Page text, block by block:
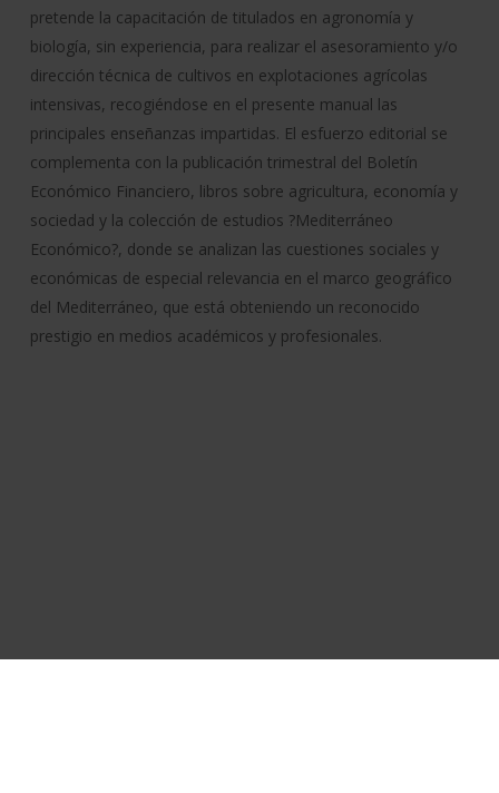
pretende la capacitación de titulados en agronomía y
biología, sin experiencia, para realizar el asesoramiento y/o
dirección técnica de cultivos en explotaciones agrícolas
intensivas, recogiéndose en el presente manual las
principales enseñanzas impartidas. El esfuerzo editorial se
complementa con la publicación trimestral del Boletín
Económico Financiero, libros sobre agricultura, economía y
sociedad y la colección de estudios ?Mediterráneo
Económico?, donde se analizan las cuestiones sociales y
económicas de especial relevancia en el marco geográfico
del Mediterráneo, que está obteniendo un reconocido
prestigio en medios académicos y profesionales.